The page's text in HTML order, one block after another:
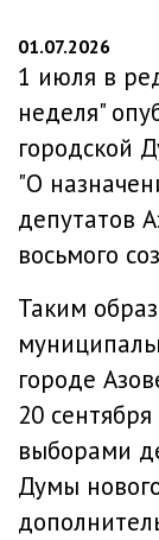
01.07.2026
1 июля в
неделя"
городской
"О
депутатов
восьмого
Таким
городе
20
выборами
Думы